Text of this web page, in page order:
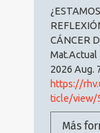
CÁNCER
Mat.Actual
2026 Aug.
https://
ticle/view/
Más